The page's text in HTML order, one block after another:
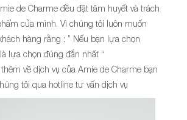
de Charme đều đặt tâm huyết và trách
của mình. Vì chúng tôi luôn muốn
hàng rằng : ” Nếu bạn lựa chọn
lựa chọn đúng đắn nhất “
về dịch vụ của Amie de Charme bạn
tôi qua hotline tư vấn dịch vụ